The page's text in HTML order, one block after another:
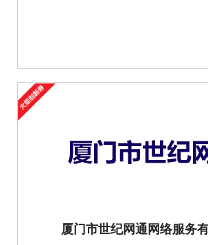
厦门市世纪网通网络服务